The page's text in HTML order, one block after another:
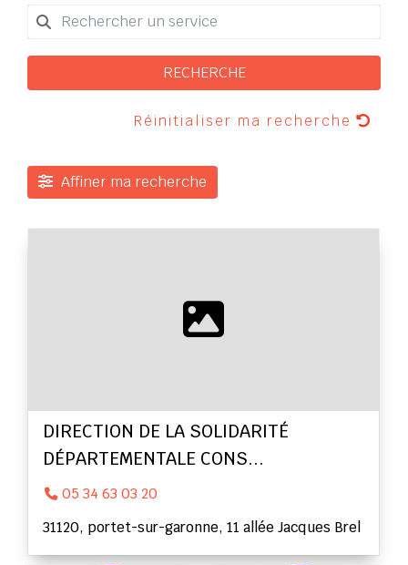
RECHERCHE
Réinitialiser ma recherche
Affiner ma recherche
DIRECTION DE LA SOLIDARITÉ
DÉPARTEMENTALE CONS...
05 34 63 03 20
31120, portet-sur-garonne, 11 allée Jacques Brel